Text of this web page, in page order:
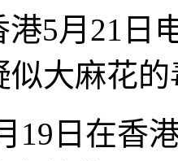
港5月21日
似大麻花
19日在香